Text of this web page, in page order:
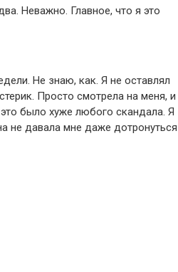
Неважно. Главное, что я это
Не знаю, как. Я не оставлял
Просто смотрела на меня, и
было хуже любого скандала. Я
не давала мне даже дотронуться